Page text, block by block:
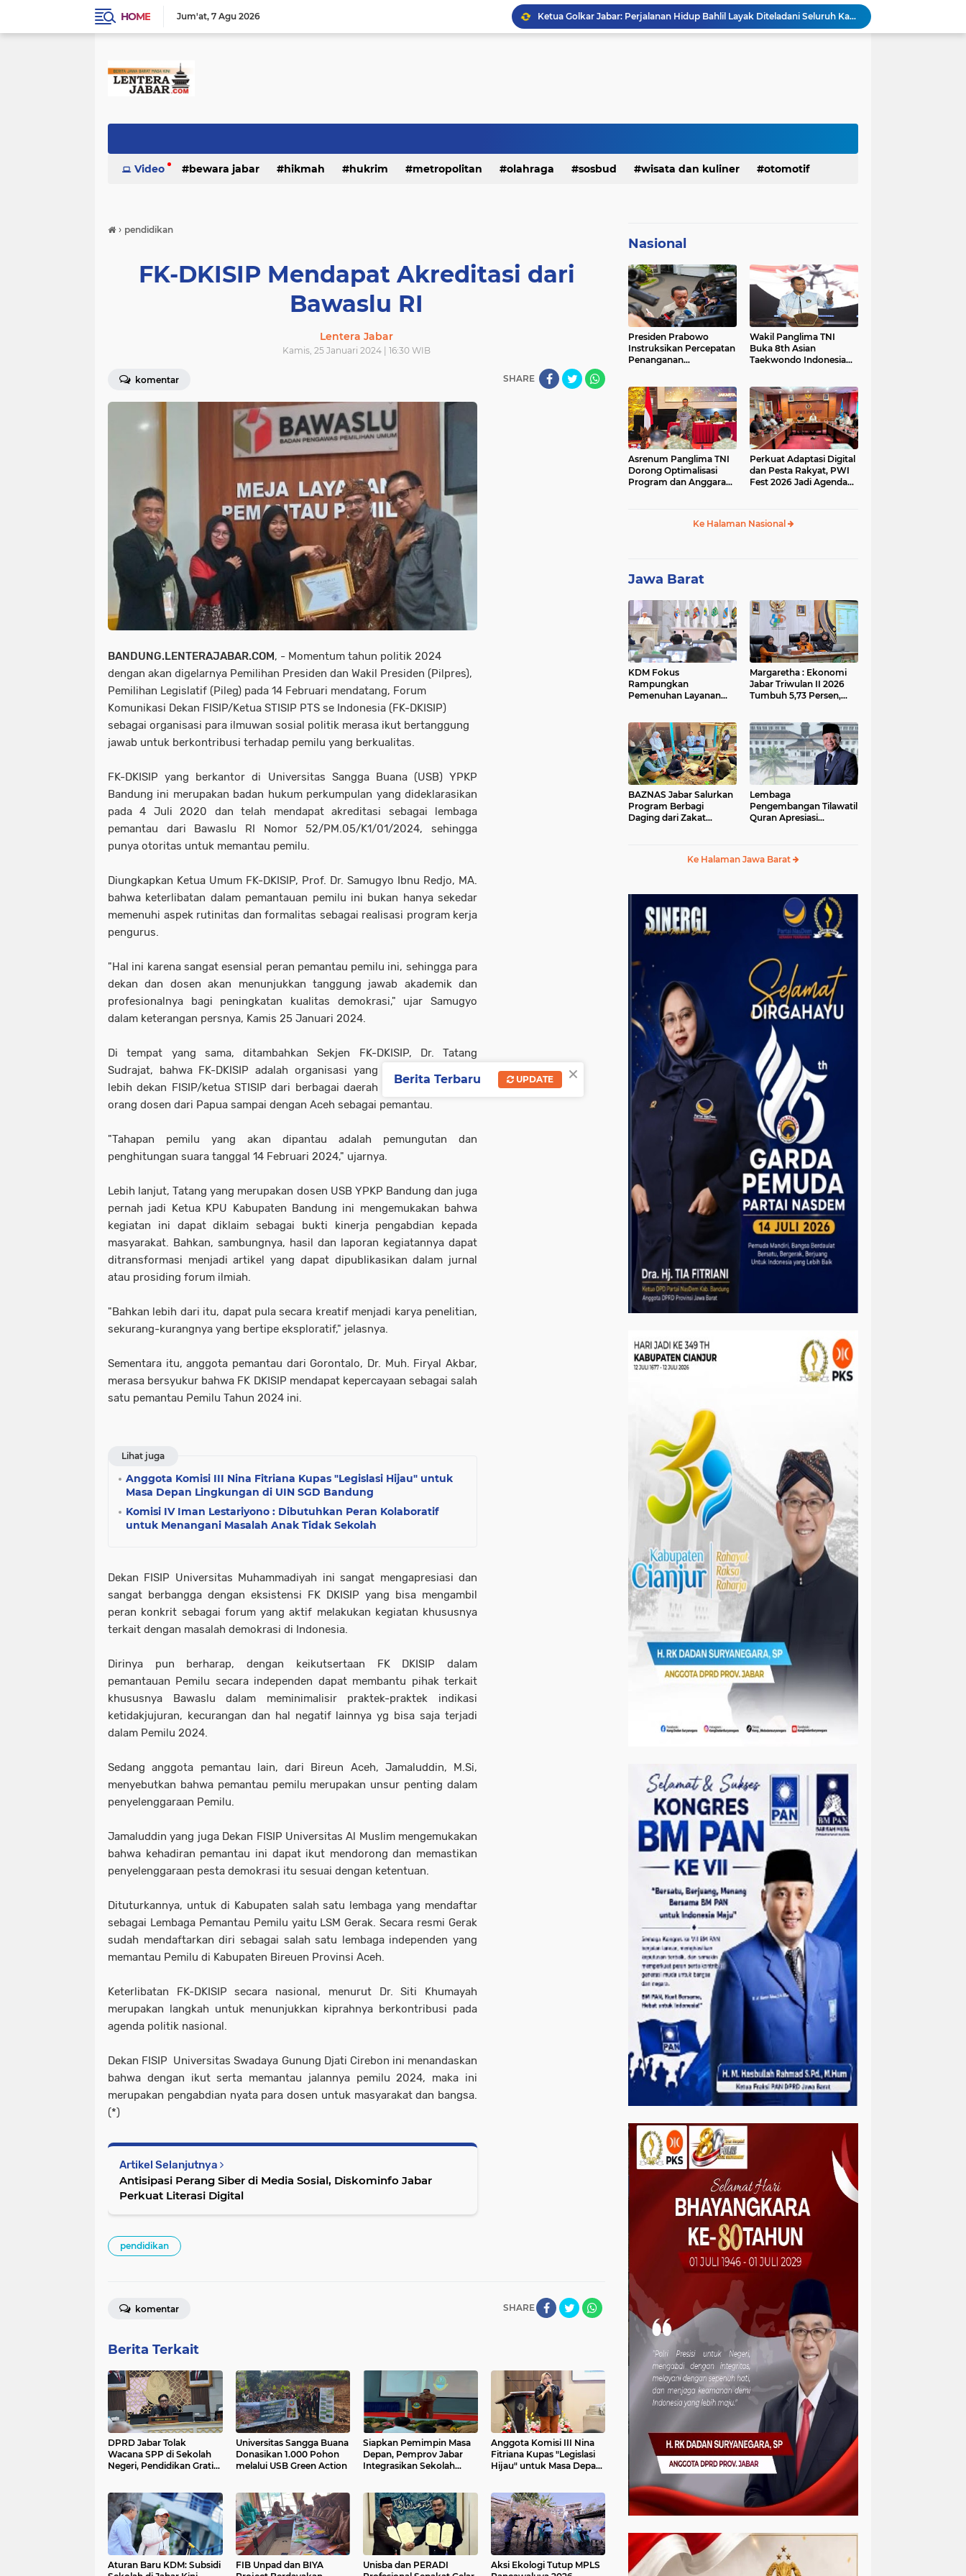
HOME Jum'at 7 Agu 2026
KDM Fokus Rampungkan Pemenuhan Layanan Dasar dan Konektivitas Wilayah pada 2027
Menaker: ASN Kemnaker Harus Hadirkan Dampak Nyata bagi Masyarakat
Bangkitkan Merek Legendaris Semen Kujang, SIG Bidik Penguatan Dominasi Pasar Jawa Barat
Video bewara jabar hikmah hukrim metropolitan olahraga sosbud wisata dan kuliner otomotif
› pendidikan
FK-DKISIP Mendapat Akreditasi dari
Bawaslu RI
Lentera Jabar
Kamis, 25 Januari 2024 | 16:30 WIB
komentar SHARE
BANDUNG.LENTERAJABAR.COM, - Momentum tahun politik 2024
dengan akan digelarnya Pemilihan Presiden dan Wakil Presiden (Pilpres),
Pemilihan Legislatif (Pileg) pada 14 Februari mendatang, Forum
Komunikasi Dekan FISIP/Ketua STISIP PTS se Indonesia (FK-DKISIP)
sebagai organisasi para ilmuwan sosial politik merasa ikut bertanggung
jawab untuk berkontribusi terhadap pemilu yang berkualitas.
FK-DKISIP yang berkantor di Universitas Sangga Buana (USB) YPKP
Bandung ini merupakan badan hukum perkumpulan yang dideklarasikan
pada 4 Juli 2020 dan telah mendapat akreditasi sebagai lembaga
pemantau dari Bawaslu RI Nomor 52/PM.05/K1/01/2024, sehingga
punya otoritas untuk memantau pemilu.
Diungkapkan Ketua Umum FK-DKISIP, Prof. Dr. Samugyo Ibnu Redjo, MA.
bahwa keterlibatan dalam pemantauan pemilu ini bukan hanya sekedar
memenuhi aspek rutinitas dan formalitas sebagai realisasi program kerja
pengurus.
"Hal ini karena sangat esensial peran pemantau pemilu ini, sehingga para
dekan dan dosen akan menunjukkan tanggung jawab akademik dan
profesionalnya bagi peningkatan kualitas demokrasi," ujar Samugyo
dalam keterangan persnya, Kamis 25 Januari 2024.
Di tempat yang sama, ditambahkan Sekjen FK-DKISIP, Dr. Tatang
Sudrajat, bahwa FK-DKISIP adalah organisasi yang menghimpun 200
lebih dekan FISIP/ketua STISIP dari berbagai daerah ini melibatkan 183
orang dosen dari Papua sampai dengan Aceh sebagai pemantau.
"Tahapan pemilu yang akan dipantau adalah pemungutan dan
penghitungan suara tanggal 14 Februari 2024," ujarnya.
Lebih lanjut, Tatang yang merupakan dosen USB YPKP Bandung dan juga
pernah jadi Ketua KPU Kabupaten Bandung ini mengemukakan bahwa
kegiatan ini dapat diklaim sebagai bukti kinerja pengabdian kepada
masyarakat. Bahkan, sambungnya, hasil dan laporan kegiatannya dapat
ditransformasi menjadi artikel yang dapat dipublikasikan dalam jurnal
atau prosiding forum ilmiah.
"Bahkan lebih dari itu, dapat pula secara kreatif menjadi karya penelitian,
sekurang-kurangnya yang bertipe eksploratif," jelasnya.
Sementara itu, anggota pemantau dari Gorontalo, Dr. Muh. Firyal Akbar,
merasa bersyukur bahwa FK DKISIP mendapat kepercayaan sebagai salah
satu pemantau Pemilu Tahun 2024 ini.
Lihat juga
Anggota Komisi III Nina Fitriana Kupas "Legislasi Hijau" untuk
Masa Depan Lingkungan di UIN SGD Bandung
Komisi IV Iman Lestariyono : Dibutuhkan Peran Kolaboratif
untuk Menangani Masalah Anak Tidak Sekolah
Dekan FISIP Universitas Muhammadiyah ini sangat mengapresiasi dan
sangat berbangga dengan eksistensi FK DKISIP yang bisa mengambil
peran konkrit sebagai forum yang aktif melakukan kegiatan khususnya
terkait dengan masalah demokrasi di Indonesia.
Dirinya pun berharap, dengan keikutsertaan FK DKISIP dalam
pemantauan Pemilu secara independen dapat membantu pihak terkait
khususnya Bawaslu dalam meminimalisir praktek-praktek indikasi
ketidakjujuran, kecurangan dan hal negatif lainnya yg bisa saja terjadi
dalam Pemilu 2024.
Sedang anggota pemantau lain, dari Bireun Aceh, Jamaluddin, M.Si,
menyebutkan bahwa pemantau pemilu merupakan unsur penting dalam
penyelenggaraan Pemilu.
Jamaluddin yang juga Dekan FISIP Universitas Al Muslim mengemukakan
bahwa kehadiran pemantau ini dapat ikut mendorong dan memastikan
penyelenggaraan pesta demokrasi itu sesuai dengan ketentuan.
Dituturkannya, untuk di Kabupaten salah satu lembaga yang mendaftar
sebagai Lembaga Pemantau Pemilu yaitu LSM Gerak. Secara resmi Gerak
sudah mendaftarkan diri sebagai salah satu lembaga independen yang
memantau Pemilu di Kabupaten Bireuen Provinsi Aceh.
Keterlibatan FK-DKISIP secara nasional, menurut Dr. Siti Khumayah
merupakan langkah untuk menunjukkan kiprahnya berkontribusi pada
agenda politik nasional.
Dekan FISIP Universitas Swadaya Gunung Djati Cirebon ini menandaskan
bahwa dengan ikut serta memantau jalannya pemilu 2024, maka ini
merupakan pengabdian nyata para dosen untuk masyarakat dan bangsa.
(*)
Artikel Selanjutnya
Antisipasi Perang Siber di Media Sosial, Diskominfo Jabar
Perkuat Literasi Digital
pendidikan
SHARE
komentar
Berita Terkait
DPRD Jabar Tolak
Wacana SPP di Sekolah
Negeri, Pendidikan Gratis
Universitas Sangga Buana
Donasikan 1.000 Pohon
melalui USB Green Action
Siapkan Pemimpin Masa
Depan, Pemprov Jabar
Integrasikan Sekolah
Anggota Komisi III Nina
Fitriana Kupas "Legislasi
Hijau" untuk Masa Depan
Aturan Baru KDM: Subsidi
FIB Unpad dan BIYA
Unisba dan PERADI
Aksi Ekologi Tutup MPLS
Nasional
Presiden Prabowo
Instruksikan Percepatan
Penanganan
BBM
Wakil Panglima TNI
Buka 8th Asian
Taekwondo Indonesia
Asrenum Panglima TNI
Dorong Optimalisasi
Program dan Anggaran
Perkuat Adaptasi Digital
dan Pesta Rakyat, PWI
Fest 2026 Jadi Agenda
Ke Halaman Nasional
Jawa Barat
KDM Fokus
Rampungkan
Pemenuhan Layanan
Margaretha : Ekonomi
Jabar Triwulan II 2026
Tumbuh 5,73 Persen,
BAZNAS Jabar Salurkan
Program Berbagi
Daging dari Zakat
Lembaga
Pengembangan Tilawatil
Quran Apresiasi
Ke Halaman Jawa Barat
×
Berita Terbaru UPDATE